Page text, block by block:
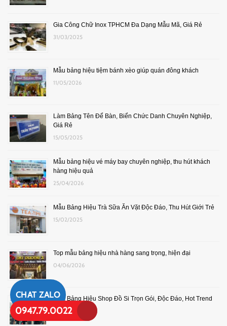
CHAT ZALO
0947.79.0022
Gia Công Chữ Inox TPHCM Đa Dạng Mẫu Mã, Giá Rẻ
31/03/2025
Mẫu bảng hiệu tiệm bánh xèo giúp quán đông khách
11/05/2026
Làm Bảng Tên Để Bàn, Biển Chức Danh Chuyên Nghiệp,
Giá Rẻ
15/05/2025
Mẫu bảng hiệu vé máy bay chuyên nghiệp, thu hút khách
hàng hiệu quả
25/04/2026
Mẫu Bảng Hiệu Trà Sữa Ăn Vặt Độc Đáo, Thu Hút Giới Trẻ
15/02/2025
Top mẫu bảng hiệu nhà hàng sang trọng, hiện đại
04/06/2026
Làm Bảng Hiệu Shop Đồ Si Trọn Gói, Độc Đáo, Hot Trend
26/04/2025